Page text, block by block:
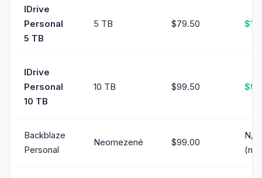
IDrive
Personal
5 TB
5 TB $79.50
IDrive
Personal
10 TB
10 TB $99.50
Backblaze
Personal
Neomezené $99.00
N/A